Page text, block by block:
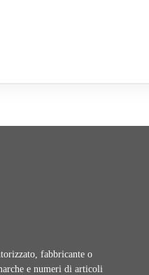
fabbricante o
e numeri di articoli